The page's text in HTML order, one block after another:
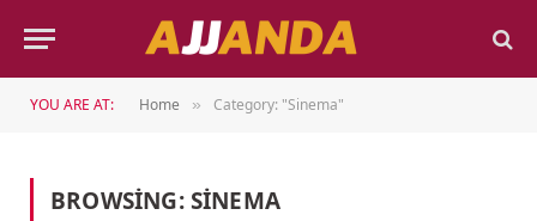
YOU ARE AT: Home » Category: "Sinema"
BROWSING:SINEMA